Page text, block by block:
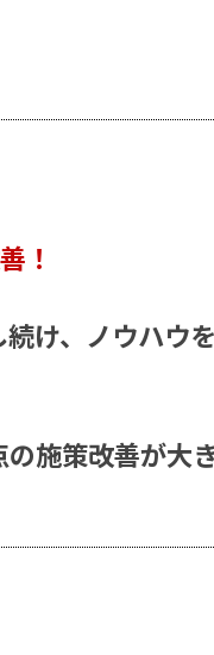
！
け、ノウハウ
施策改善が大